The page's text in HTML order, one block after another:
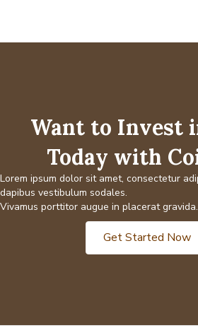
Want to Invest
Today with
Lorem ipsum dolor sit amet, consectetur
dapibus vestibulum sodales.
Vivamus porttitor augue in placerat gravida.
Get Started Now